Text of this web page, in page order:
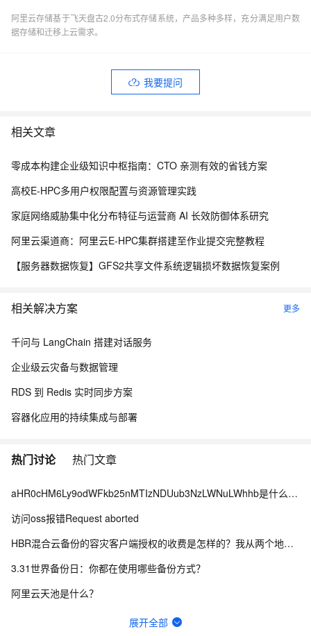
阿里云存储基于飞天盘古2.0分布式存储系统，产品多种多样，充分满足用户数
据存储和迁移上云需求。
我要提问
相关文章
零成本构建企业级知识中枢指南：CTO 亲测有效的省钱方案
高校E-HPC多用户权限配置与资源管理实践
家庭网络威胁集中化分布特征与运营商 AI 长效防御体系研究
阿里云渠道商：阿里云E-HPC集群搭建至作业提交完整教程
【服务器数据恢复】GFS2共享文件系统逻辑损坏数据恢复案例
相关解决方案 更多
千问与 LangChain 搭建对话服务
企业级云灾备与数据管理
RDS 到 Redis 实时同步方案
容器化应用的持续集成与部署
热门讨论 热门文章
aHR0cHM6Ly9odWFkb25nMTIzNDUub3NzLWNuLWhhb是什么情况？
访问oss报错Request aborted
HBR混合云备份的容灾客户端授权的收费是怎样的？我从两个地方看到的不一样，哪个为准？
3.31世界备份日：你都在使用哪些备份方式？
阿里云天池是什么？
https://amp-message.alicdn.com/upload/ 如何存文件到这里
展开全部